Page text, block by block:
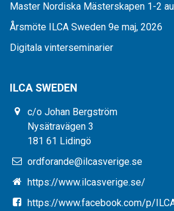
Master Nordiska Mästerskapen 1-2
Årsmöte ILCA Sweden 9e maj, 2026
Digitala vinterseminarier
ILCA SWEDEN
c/o Johan Bergström
Nysätravägen 3
181 61 Lidingö
ordforande@ilcasverige.se
https://www.ilcasverige.se/
https://www.facebook.com/p/